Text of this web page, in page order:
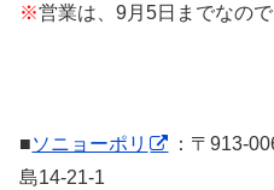
※営業は、9月5日までなの
■ソニョーポリ
：〒913-
島14-21-1